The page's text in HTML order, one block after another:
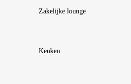
Zakelijke lounge
Keuken